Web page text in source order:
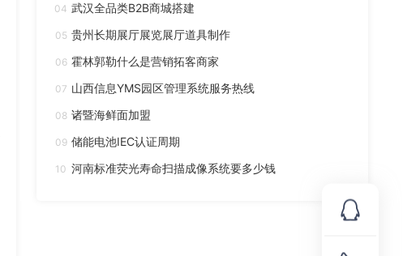
04 武汉全品类B2B商城搭建
05 贵州长期展厅展览展厅道具制作
06 霍林郭勒什么是营销拓客商家
07 山西信息YMS园区管理系统服务热线
08 诸暨海鲜面加盟
09 储能电池IEC认证周期
10 河南标准荧光寿命扫描成像系统要多少钱